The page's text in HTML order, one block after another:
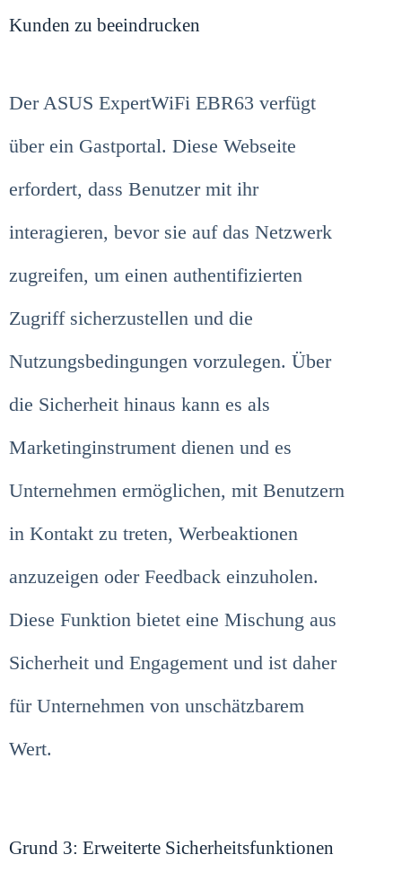
Kunden zu beeindrucken
Der ASUS ExpertWiFi EBR63 verfügt
über ein Gastportal. Diese Webseite
erfordert, dass Benutzer mit ihr
interagieren, bevor sie auf das Netzwerk
zugreifen, um einen authentifizierten
Zugriff sicherzustellen und die
Nutzungsbedingungen vorzulegen. Über
die Sicherheit hinaus kann es als
Marketinginstrument dienen und es
Unternehmen ermöglichen, mit Benutzern
in Kontakt zu treten, Werbeaktionen
anzuzeigen oder Feedback einzuholen.
Diese Funktion bietet eine Mischung aus
Sicherheit und Engagement und ist daher
für Unternehmen von unschätzbarem
Wert.
Grund 3: Erweiterte Sicherheitsfunktionen